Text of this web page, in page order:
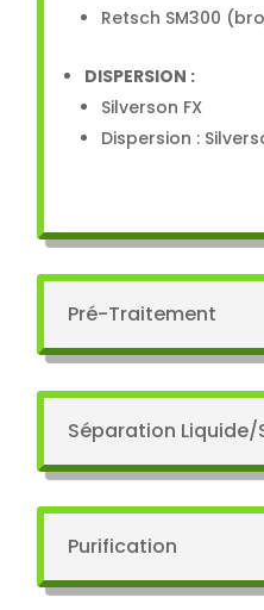
Retsch SM300
DISPERSION :
Silverson FX
Dispersion :
Pré-Traitement
Séparation Liquide/
Purification